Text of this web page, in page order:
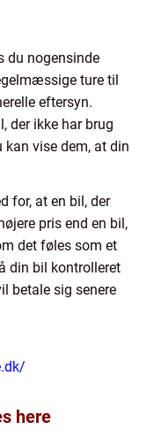
du nogensinde
ture til
eftersyn.
der ikke har brug
vise dem, at din
for, at en bil, der
pris end en bil,
det føles som et
din bil kontrolleret
betale sig senere
here